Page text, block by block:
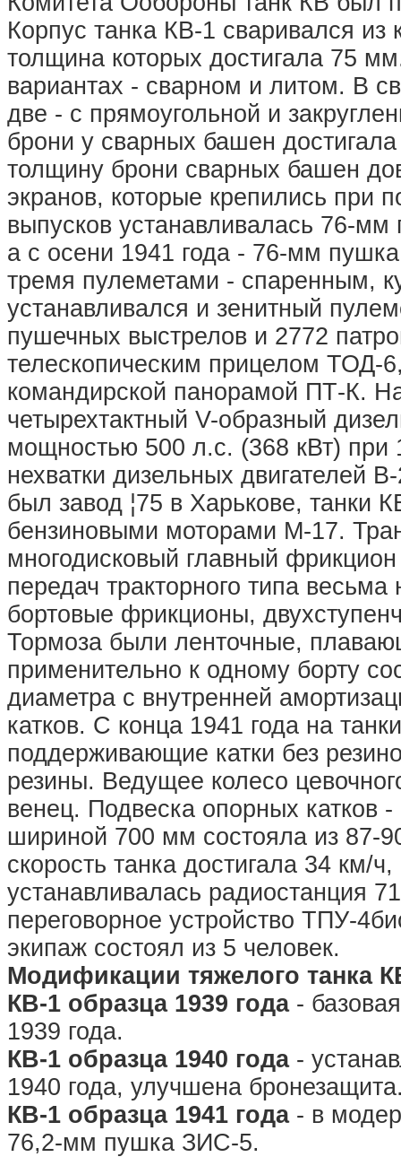
Корпус танка КВ-1 сваривался
толщина которых достигала 75
вариантах - сварном и литом. В
две - с прямоугольной и
брони у сварных башен
толщину брони сварных башен
экранов, которые крепились при
выпусков устанавливалась 76-
а с осени 1941 года - 76-мм
тремя пулеметами - спаренным,
устанавливался и зенитный
пушечных выстрелов и 2772
телескопическим прицелом ТОД-
командирской панорамой ПТ-К.
четырехтактный V-образный
мощностью 500 л.с. (368 кВт)
нехватки дизельных двигателей
был завод ¦75 в Харькове, танки
бензиновыми моторами М-17.
многодисковый главный
передач тракторного типа
бортовые фрикционы,
Тормоза были ленточные,
применительно к одному борту
диаметра с внутренней
катков. С конца 1941 года на
поддерживающие катки без
резины. Ведущее колесо
венец. Подвеска опорных катков
шириной 700 мм состояла из 87-
скорость танка достигала 34
устанавливалась радиостанция
переговорное устройство ТПУ-
экипаж состоял из 5 человек.
Модификации тяжелого танка
КВ-1 образца 1939 года-
1939 года.
КВ-1 образца 1940 года-
1940 года, улучшена
КВ-1 образца 1941 года- в
76,2-мм пушка ЗИС-5.